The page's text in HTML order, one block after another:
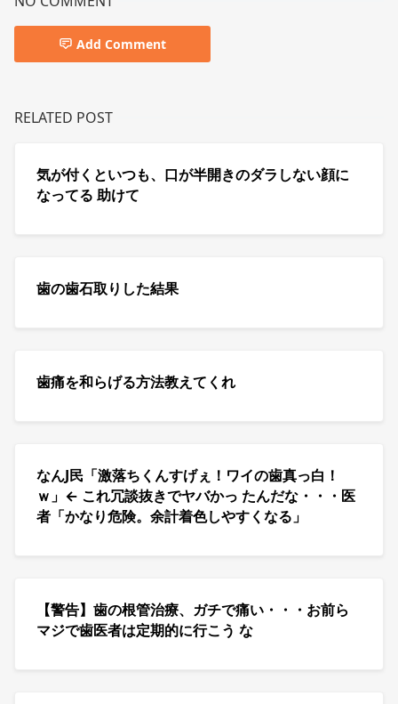
Add Comment
RELATED POST
気が付くといつも、口が半開きのダラしない顔に
なってる 助けて
歯の歯石取りした結果
歯痛を和らげる方法教えてくれ
なんJ民「激落ちくんすげぇ！ワイの歯真っ白！
ｗ」← これ冗談抜きでヤバかっ たんだな・・・医
者「かなり危険。余計着色しやすくなる」
【警告】歯の根管治療、ガチで痛い・・・お前ら
マジで歯医者は定期的に行こう な